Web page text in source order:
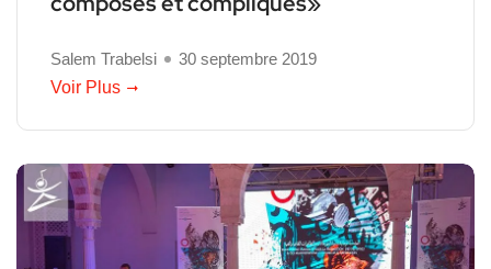
Salem Trabelsi
30 septembre 2019
Voir Plus